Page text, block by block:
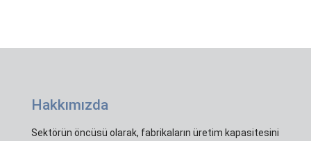
Hakkımızda
Sektörün öncüsü olarak, fabrikaların üretim kapasitesini